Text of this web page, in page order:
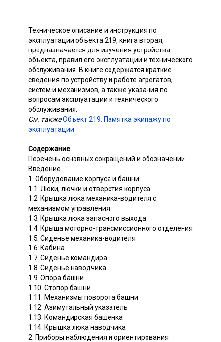
Техническое описание и инструкция по
эксплуатации объекта 219, книга вторая,
предназначается для изучения устройства
объекта, правил его эксплуатации и технического
обслуживания. В книге содержатся краткие
сведения по устройству и работе агрегатов,
систем и механизмов, а также указания по
вопросам эксплуатации и технического
обслуживания.
См. такжеОбъект 219. Памятка экипажу по
эксплуатации
Содержание
Перечень основных сокращений и обозначении
Введение
1. Оборудование корпуса и башни
1.1. Люки, лючки и отверстия корпуса
1.2. Крышка люка механика-водителя с
механизмом управления
1.3. Крышка люка запасного выхода
1.4. Крыша моторно-трансмиссионного отделения
1.5. Сиденье механика-водителя
1.6. Кабина
1.7. Сиденье командира
1.8. Сиденье наводчика
1.9. Опора башни
1.10. Стопор башни
1.11. Механизмы поворота башни
1.12. Азимутальный указатель
1.13. Командирская башенка
1.14. Крышка люка наводчика
2. Приборы наблюдения и ориентирования